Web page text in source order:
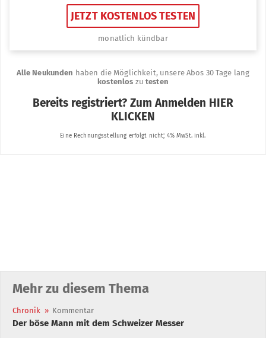
Mehr zu diesem Thema
Chronik » Kommentar
Der böse Mann mit dem Schweizer Messer